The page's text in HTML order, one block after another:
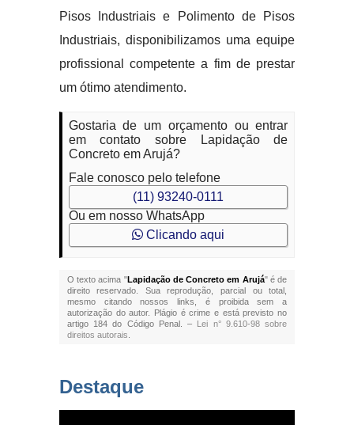
Pisos Industriais e Polimento de Pisos
Industriais, disponibilizamos uma equipe
profissional competente a fim de prestar
um ótimo atendimento.
Gostaria de um orçamento ou entrar
em contato sobre Lapidação de
Concreto em Arujá?
Fale conosco pelo telefone
(11) 93240-0111
Ou em nosso WhatsApp
Clicando aqui
O texto acima "Lapidação de Concreto em Arujá" é de
direito reservado. Sua reprodução, parcial ou total,
mesmo citando nossos links, é proibida sem a
autorização do autor. Plágio é crime e está previsto no
artigo 184 do Código Penal. – Lei n° 9.610-98 sobre
direitos autorais
Destaque